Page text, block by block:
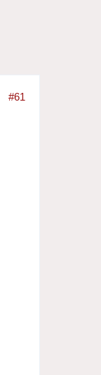
#61